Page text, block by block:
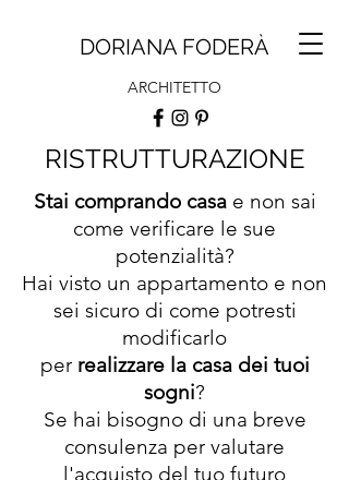
DORIANA FODERÀ
ARCHITETTO
RISTRUTTURAZIONE
Stai comprando casae non sai
come verificare le sue
potenzialità?
Hai visto un appartamento e non
sei sicuro di come potresti
modificarlo
per realizzare la casa dei tuoi
sogni?
Se hai bisogno di una breve
consulenza per valutare
l'acquisto del tuo futuro